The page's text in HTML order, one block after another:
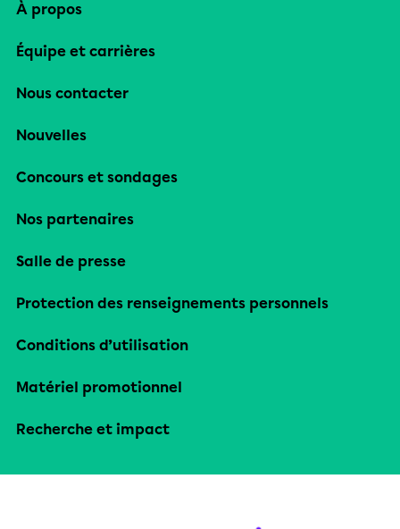
À propos
Équipe et carrières
Nous contacter
Nouvelles
Concours et sondages
Nos partenaires
Salle de presse
Protection des renseignements personnels
Conditions d’utilisation
Matériel promotionnel
Recherche et impact